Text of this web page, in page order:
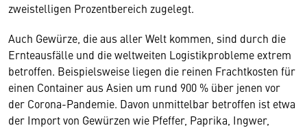
zweistelligen Prozentbereich zugelegt.
Auch Gewürze, die aus aller Welt kommen, sind durch die
Ernteausfälle und die weltweiten Logistikprobleme extrem
betroffen. Beispielsweise liegen die reinen Frachtkosten für
einen Container aus Asien um rund 900 % über jenen vor
der Corona-Pandemie. Davon unmittelbar betroffen ist etwa
der Import von Gewürzen wie Pfeffer, Paprika, Ingwer,